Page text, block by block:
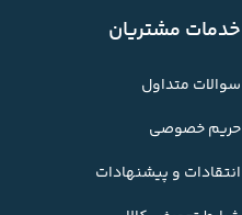
خدمات مشتریان
سوالات متداول
حریم خصوصی
انتقادات و پیشنهادات